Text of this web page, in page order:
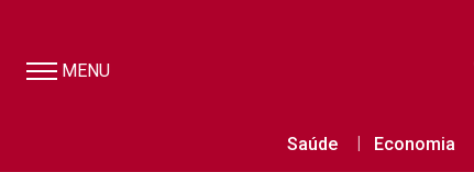
MENU
Saúde Economia
Aprovados em concurso da FMS são